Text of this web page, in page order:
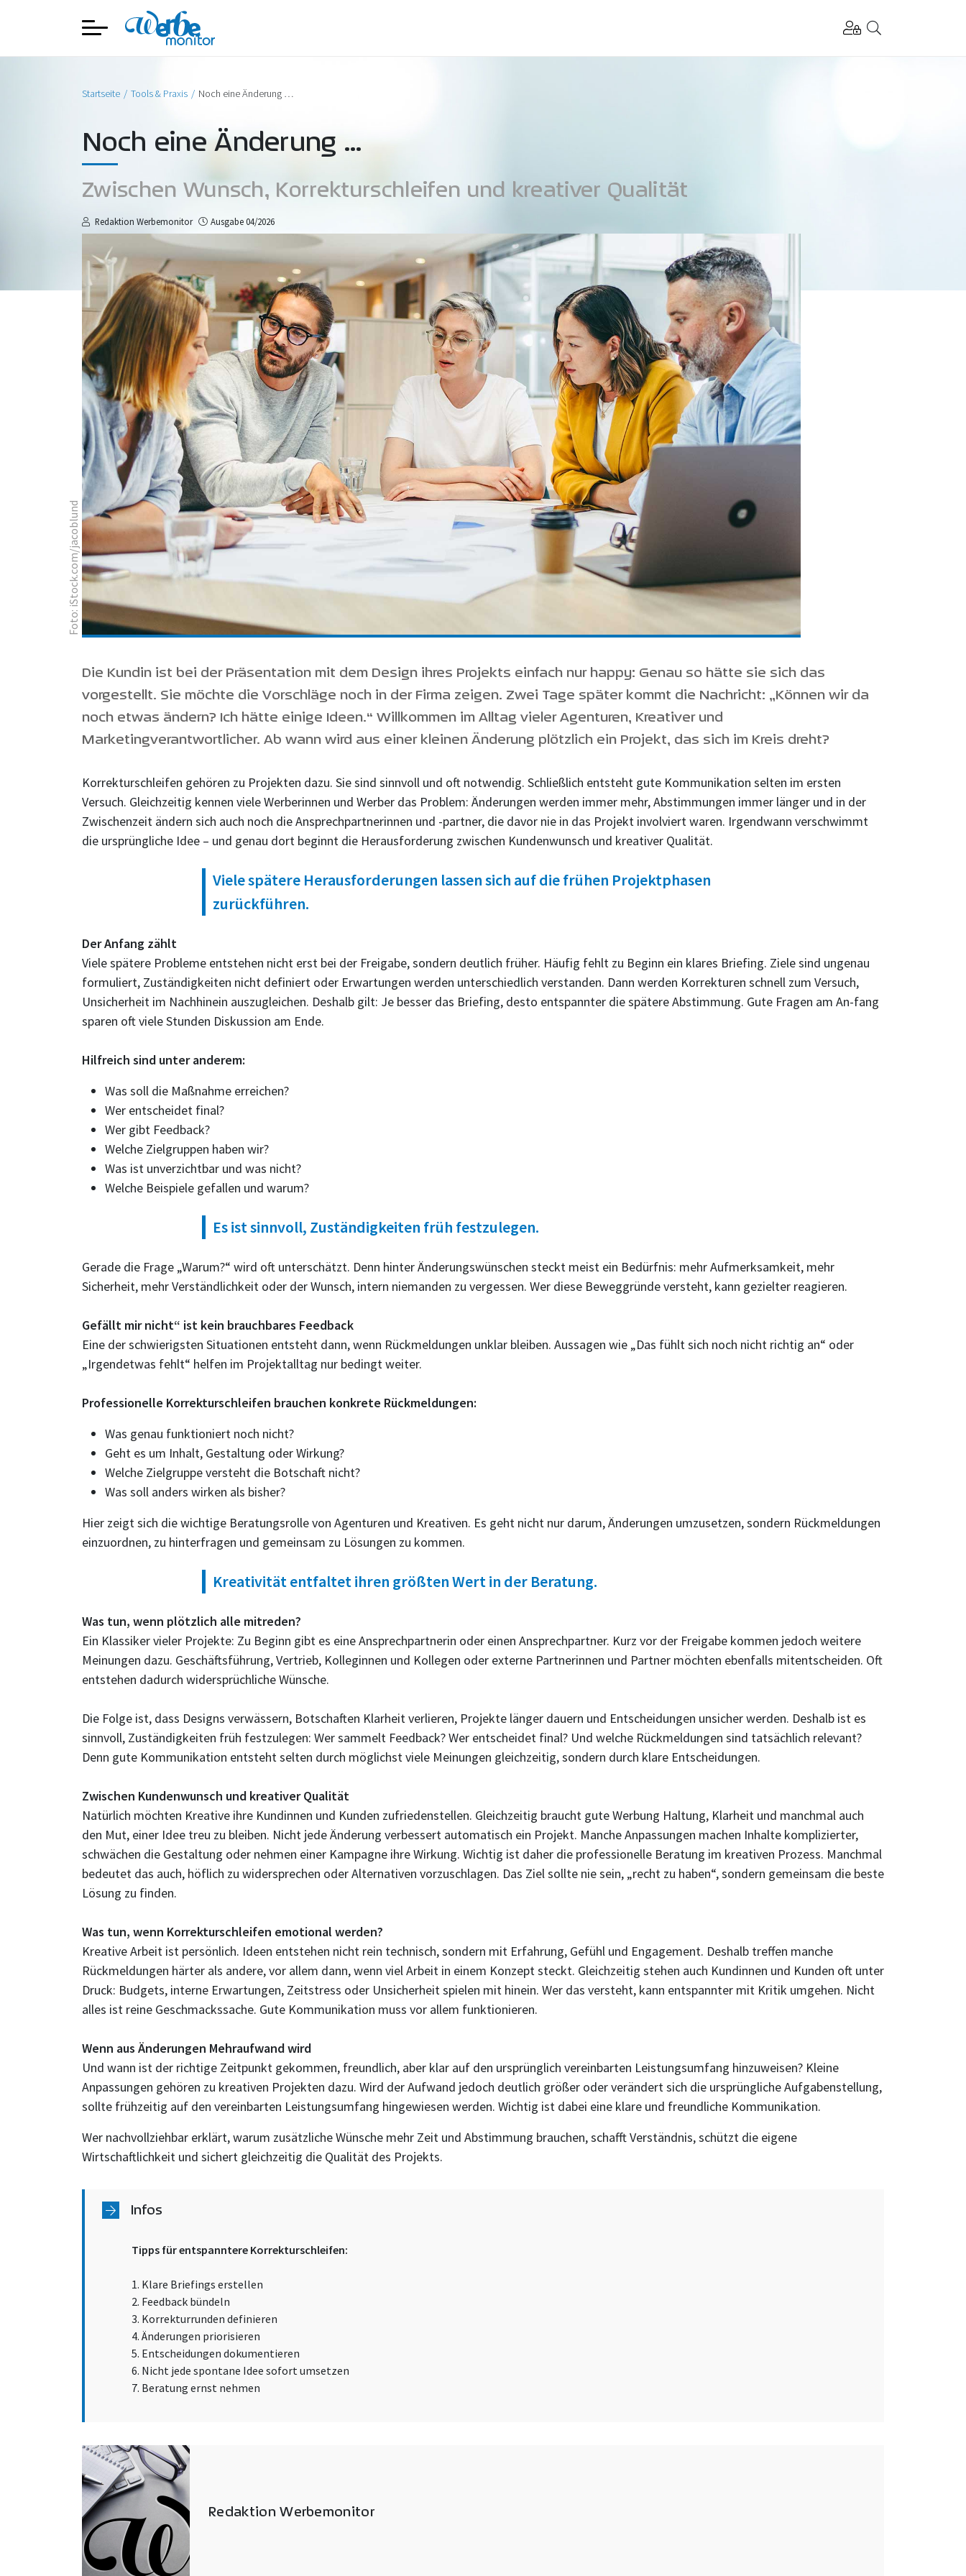
Startseite Tools & Praxis Noch eine Änderung …
Noch eine Änderung …
Zwischen Wunsch, Korrekturschleifen und kreativer Qualität
Redaktion Werbemonitor Ausgabe 04/2026
Foto: iStock.com/jacoblund
Die Kundin ist bei der Präsentation mit dem Design ihres Projekts einfach nur happy: Genau so hätte sie sich das
vorgestellt. Sie möchte die Vorschläge noch in der Firma zeigen. Zwei Tage später kommt die Nachricht: „Können wir da
noch etwas ändern? Ich hätte einige Ideen.“ Willkommen im Alltag vieler Agenturen, Kreativer und
Marketingverantwortlicher. Ab wann wird aus einer kleinen Änderung plötzlich ein Projekt, das sich im Kreis dreht?
Korrekturschleifen gehören zu Projekten dazu. Sie sind sinnvoll und oft notwendig. Schließlich entsteht gute Kommunikation selten im ersten
Versuch. Gleichzeitig kennen viele Werberinnen und Werber das Problem: Änderungen werden immer mehr, Abstimmungen immer länger und in der
Zwischenzeit ändern sich auch noch die Ansprechpartnerinnen und -partner, die davor nie in das Projekt involviert waren. Irgendwann verschwimmt
die ursprüngliche Idee – und genau dort beginnt die Herausforderung zwischen Kundenwunsch und kreativer Qualität.
Viele spätere Herausforderungen lassen sich auf die frühen Projektphasen
zurückführen.
Der Anfang zählt
Viele spätere Probleme entstehen nicht erst bei der Freigabe, sondern deutlich früher. Häufig fehlt zu Beginn ein klares Briefing. Ziele sind ungenau
formuliert, Zuständigkeiten nicht definiert oder Erwartungen werden unterschiedlich verstanden. Dann werden Korrekturen schnell zum Versuch,
Unsicherheit im Nachhinein auszugleichen. Deshalb gilt: Je besser das Briefing, desto entspannter die spätere Abstimmung. Gute Fragen am An-fang
sparen oft viele Stunden Diskussion am Ende.
Hilfreich sind unter anderem:
Was soll die Maßnahme erreichen?
Wer entscheidet final?
Wer gibt Feedback?
Welche Zielgruppen haben wir?
Was ist unverzichtbar und was nicht?
Welche Beispiele gefallen und warum?
Es ist sinnvoll, Zuständigkeiten früh festzulegen.
Gerade die Frage „Warum?“ wird oft unterschätzt. Denn hinter Änderungswünschen steckt meist ein Bedürfnis: mehr Aufmerksamkeit, mehr
Sicherheit, mehr Verständlichkeit oder der Wunsch, intern niemanden zu vergessen. Wer diese Beweggründe versteht, kann gezielter reagieren.
Gefällt mir nicht“ ist kein brauchbares Feedback
Eine der schwierigsten Situationen entsteht dann, wenn Rückmeldungen unklar bleiben. Aussagen wie „Das fühlt sich noch nicht richtig an“ oder
„Irgendetwas fehlt“ helfen im Projektalltag nur bedingt weiter.
Professionelle Korrekturschleifen brauchen konkrete Rückmeldungen:
Was genau funktioniert noch nicht?
Geht es um Inhalt, Gestaltung oder Wirkung?
Welche Zielgruppe versteht die Botschaft nicht?
Was soll anders wirken als bisher?
Hier zeigt sich die wichtige Beratungsrolle von Agenturen und Kreativen. Es geht nicht nur darum, Änderungen umzusetzen, sondern Rückmeldungen
einzuordnen, zu hinterfragen und gemeinsam zu Lösungen zu kommen.
Kreativität entfaltet ihren größten Wert in der Beratung.
Was tun, wenn plötzlich alle mitreden?
Ein Klassiker vieler Projekte: Zu Beginn gibt es eine Ansprechpartnerin oder einen Ansprechpartner. Kurz vor der Freigabe kommen jedoch weitere
Meinungen dazu. Geschäftsführung, Vertrieb, Kolleginnen und Kollegen oder externe Partnerinnen und Partner möchten ebenfalls mitentscheiden. Oft
entstehen dadurch widersprüchliche Wünsche.
Die Folge ist, dass Designs verwässern, Botschaften Klarheit verlieren, Projekte länger dauern und Entscheidungen unsicher werden. Deshalb ist es
sinnvoll, Zuständigkeiten früh festzulegen: Wer sammelt Feedback? Wer entscheidet final? Und welche Rückmeldungen sind tatsächlich relevant?
Denn gute Kommunikation entsteht selten durch möglichst viele Meinungen gleichzeitig, sondern durch klare Entscheidungen.
Zwischen Kundenwunsch und kreativer Qualität
Natürlich möchten Kreative ihre Kundinnen und Kunden zufriedenstellen. Gleichzeitig braucht gute Werbung Haltung, Klarheit und manchmal auch
den Mut, einer Idee treu zu bleiben. Nicht jede Änderung verbessert automatisch ein Projekt. Manche Anpassungen machen Inhalte komplizierter,
schwächen die Gestaltung oder nehmen einer Kampagne ihre Wirkung. Wichtig ist daher die professionelle Beratung im kreativen Prozess. Manchmal
bedeutet das auch, höflich zu widersprechen oder Alternativen vorzuschlagen. Das Ziel sollte nie sein, „recht zu haben“, sondern gemeinsam die beste
Lösung zu finden.
Was tun, wenn Korrekturschleifen emotional werden?
Kreative Arbeit ist persönlich. Ideen entstehen nicht rein technisch, sondern mit Erfahrung, Gefühl und Engagement. Deshalb treffen manche
Rückmeldungen härter als andere, vor allem dann, wenn viel Arbeit in einem Konzept steckt. Gleichzeitig stehen auch Kundinnen und Kunden oft unter
Druck: Budgets, interne Erwartungen, Zeitstress oder Unsicherheit spielen mit hinein. Wer das versteht, kann entspannter mit Kritik umgehen. Nicht
alles ist reine Geschmackssache. Gute Kommunikation muss vor allem funktionieren.
Wenn aus Änderungen Mehraufwand wird
Und wann ist der richtige Zeitpunkt gekommen, freundlich, aber klar auf den ursprünglich vereinbarten Leistungsumfang hinzuweisen? Kleine
Anpassungen gehören zu kreativen Projekten dazu. Wird der Aufwand jedoch deutlich größer oder verändert sich die ursprüngliche Aufgabenstellung,
sollte frühzeitig auf den vereinbarten Leistungsumfang hingewiesen werden. Wichtig ist dabei eine klare und freundliche Kommunikation.
Wer nachvollziehbar erklärt, warum zusätzliche Wünsche mehr Zeit und Abstimmung brauchen, schafft Verständnis, schützt die eigene
Wirtschaftlichkeit und sichert gleichzeitig die Qualität des Projekts.
Infos
Tipps für entspanntere Korrekturschleifen:
1. Klare Briefings erstellen
2. Feedback bündeln
3. Korrekturrunden definieren
4. Änderungen priorisieren
5. Entscheidungen dokumentieren
6. Nicht jede spontane Idee sofort umsetzen
7. Beratung ernst nehmen
Redaktion Werbemonitor